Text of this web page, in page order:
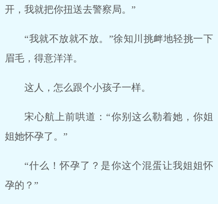
开，我就把你扭送去警察局。”
“我就不放就不放。”徐知川挑衅地轻挑一下
眉毛，得意洋洋。
这人，怎么跟个小孩子一样。
宋心航上前哄道：“你别这么勒着她，你姐
姐她怀孕了。”
“什么！怀孕了？是你这个混蛋让我姐姐怀
孕的？”